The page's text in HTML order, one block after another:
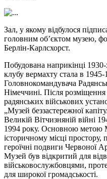
Зал, у якому відбулося
головним об’єктом музею,
Берлін-Карлсхорст.
Побудована наприкінці 1930-
клубу вермахту стала в
Головнокомандувача
Німеччині. Після розміщення
радянських військових
„Музей беззастережної
Великій Вітчизняній війні
1994 року. Основною метою
історичному місці простору,
героїчні подвиги Червоної
Музей був відкритий для
військовослужбовцями,
для широкої громадськості.